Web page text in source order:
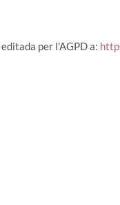
per l'AGPD a: